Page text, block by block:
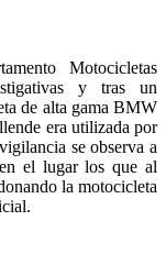
Motocicletas
y tras un
de alta gama BMW
era utilizada por
se observa a
el lugar los que al
la motocicleta